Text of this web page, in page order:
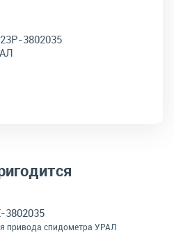
3802035
3802035
привода спидометра УРАЛ